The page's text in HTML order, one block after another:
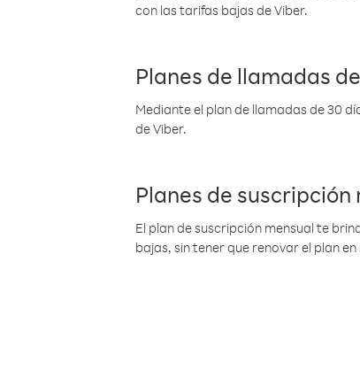
con las tarifas bajas de Viber.
Planes de llamadas
Mediante el plan de llamadas de 30
de Viber.
Planes de suscripción
El plan de suscripción mensual te
bajas, sin tener que renovar el plan